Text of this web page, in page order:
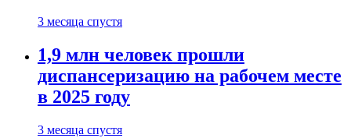
3 месяца спустя
1,9 млн человек прошли
диспансеризацию на рабочем месте
в 2025 году
3 месяца спустя